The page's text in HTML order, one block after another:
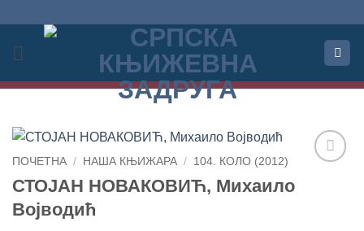
садржај
ПОЧЕТНА / НАША КЊИЖАРА / 104. КОЛО (2012)
СТОЈАН НОВАКОВИЋ, Михаило
Војводић